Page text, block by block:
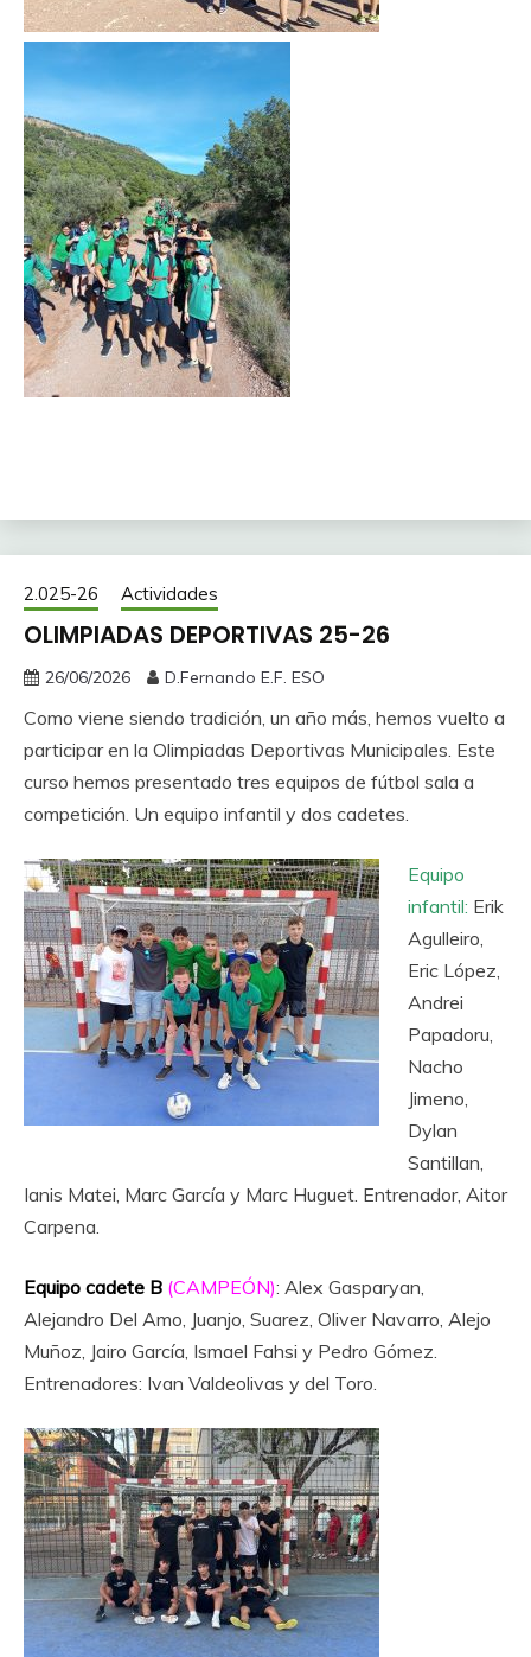
2.025-26 Actividades
OLIMPIADAS DEPORTIVAS 25-26
26/06/2026 D.Fernando E.F. ESO
Como viene siendo tradición, un año más, hemos vuelto a
participar en la Olimpiadas Deportivas Municipales. Este
curso hemos presentado tres equipos de fútbol sala a
competición. Un equipo infantil y dos cadetes.
Equipo
infantil: Erik
Agulleiro,
Eric López,
Andrei
Papadoru,
Nacho
Jimeno,
Dylan
Santillan,
Ianis Matei, Marc García y Marc Huguet. Entrenador, Aitor
Carpena.
Equipo cadete B (CAMPEÓN): Alex Gasparyan,
Alejandro Del Amo, Juanjo, Suarez, Oliver Navarro, Alejo
Muñoz, Jairo García, Ismael Fahsi y Pedro Gómez.
Entrenadores: Ivan Valdeolivas y del Toro.